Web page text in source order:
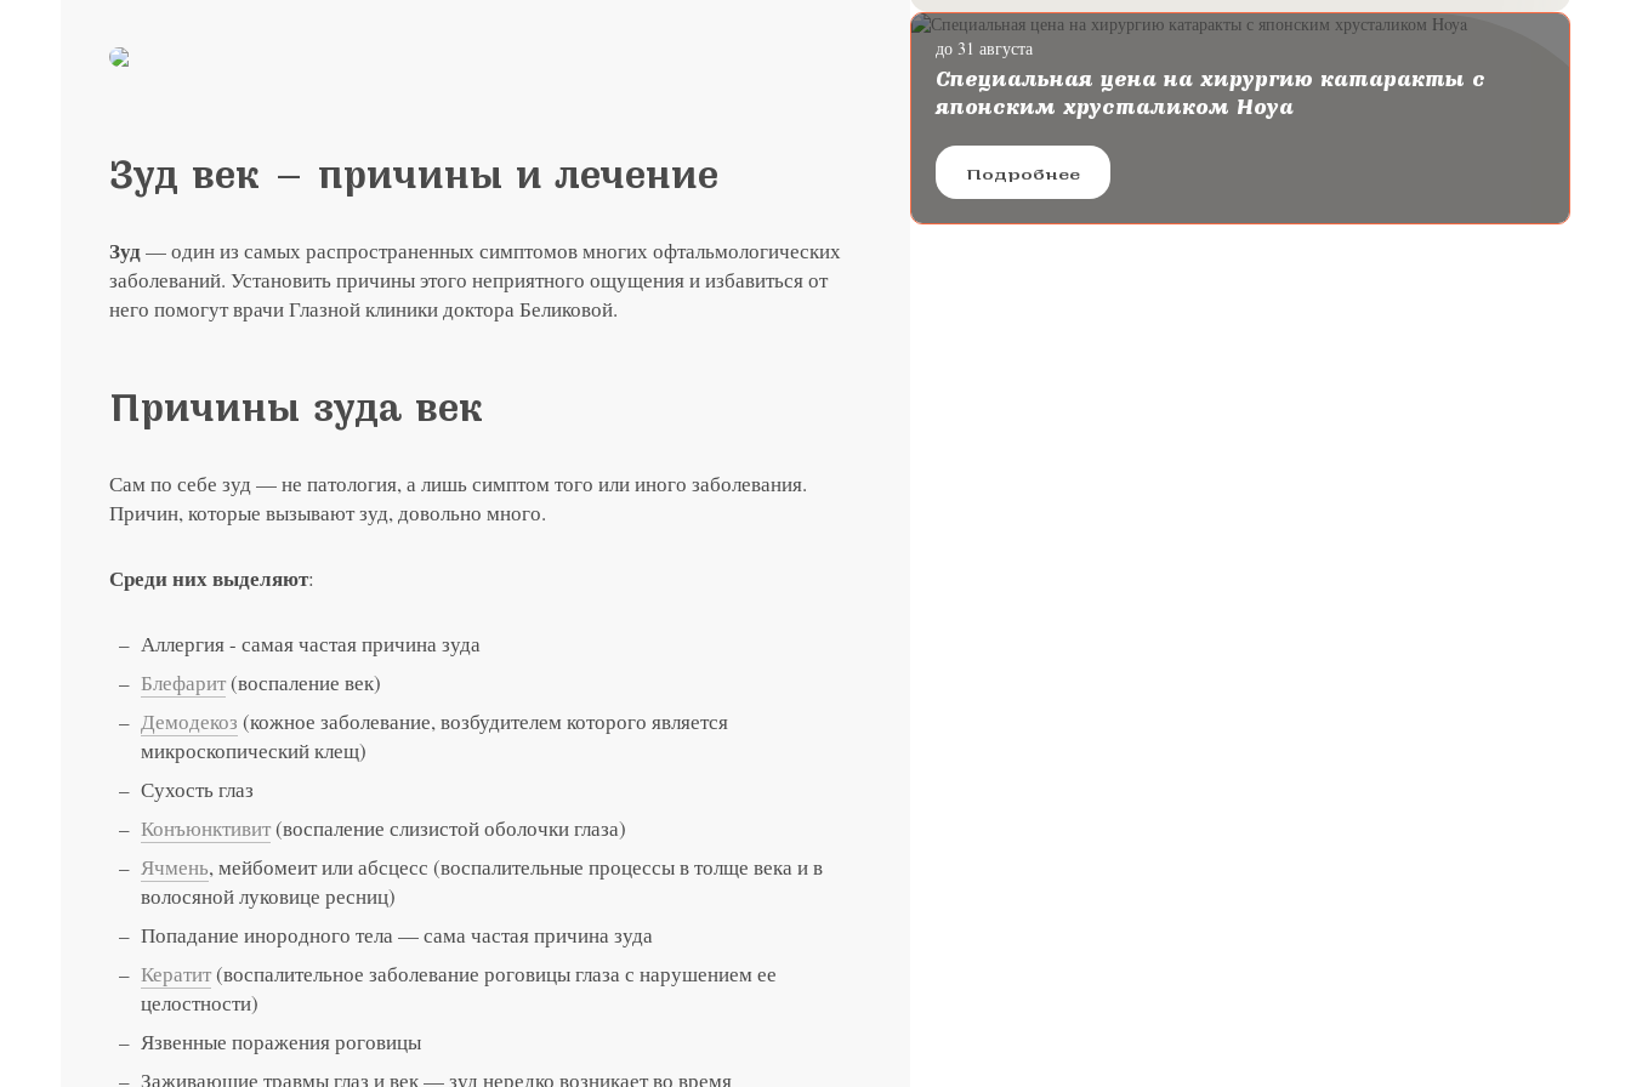
Зуд век — причины и лечение
Зуд— один из самых распространенных симптомов многих офтальмологических
заболеваний. Установить причины этого неприятного ощущения и избавиться от
него помогут врачи Глазной клиники доктора Беликовой.
Причины зуда век
Сам по себе зуд — не патология, а лишь симптом того или иного заболевания.
Причин, которые вызывают зуд, довольно много.
Среди них выделяют:
Аллергия - самая частая причина зуда
Блефарит(воспаление век)
Демодекоз (кожное заболевание, возбудителем которого является
микроскопический клещ)
Сухость глаз
Конъюнктивит(воспаление слизистой оболочки глаза)
Ячмень, мейбомеит или абсцесс (воспалительные процессы в толще века и в
волосяной луковице ресниц)
Попадание инородного тела — сама частая причина зуда
Кератит(воспалительное заболевание роговицы глаза с нарушением ее
целостности)
Язвенные поражения роговицы
Заживающие травмы глаз и век — зуд нередко возникает во время
Подробнее
до 31 августа
Специальная цена на хирургию катаракты с
японским хрусталиком Hoya
Подробнее